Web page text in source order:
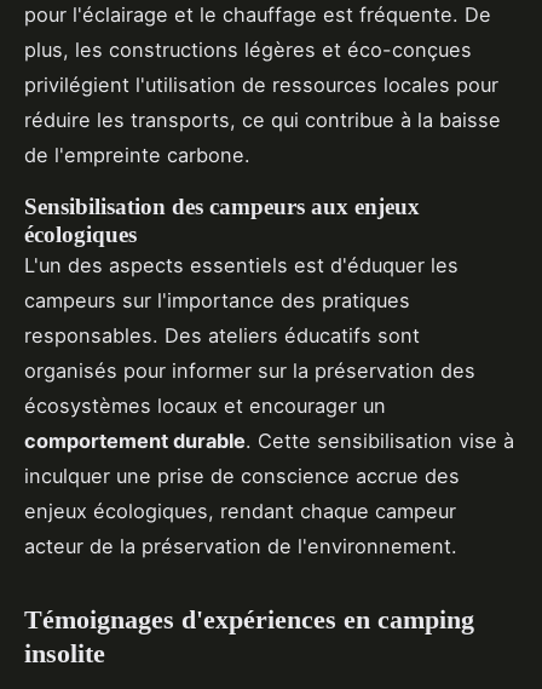
pour l'éclairage et le chauffage est fréquente. De
plus, les constructions légères et éco-conçues
privilégient l'utilisation de ressources locales pour
réduire les transports, ce qui contribue à la baisse
de l'empreinte carbone.
Sensibilisation des campeurs aux enjeux
écologiques
L'un des aspects essentiels est d'éduquer les
campeurs sur l'importance des pratiques
responsables. Des ateliers éducatifs sont
organisés pour informer sur la préservation des
écosystèmes locaux et encourager un
comportement durable. Cette sensibilisation vise à
inculquer une prise de conscience accrue des
enjeux écologiques, rendant chaque campeur
acteur de la préservation de l'environnement.
Témoignages d'expériences en camping
insolite